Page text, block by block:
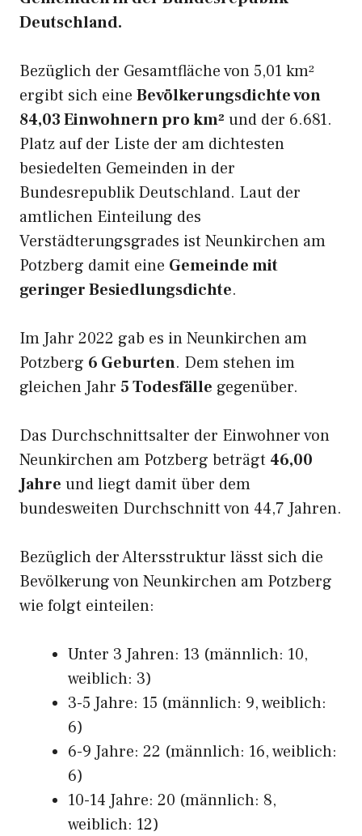
Deutschland.
Bezüglich der Gesamtfläche von 5,01 km²
ergibt sich eine Bevölkerungsdichte von
84,03 Einwohnern pro km² und der 6.681.
Platz auf der Liste der am dichtesten
besiedelten Gemeinden in der
Bundesrepublik Deutschland. Laut der
amtlichen Einteilung des
Verstädterungsgrades ist Neunkirchen am
Potzberg damit eine Gemeinde mit
geringer Besiedlungsdichte.
Im Jahr 2022 gab es in Neunkirchen am
Potzberg 6 Geburten. Dem stehen im
gleichen Jahr 5 Todesfälle gegenüber.
Das Durchschnittsalter der Einwohner von
Neunkirchen am Potzberg beträgt 46,00
Jahre und liegt damit über dem
bundesweiten Durchschnitt von 44,7 Jahren.
Bezüglich der Altersstruktur lässt sich die
Bevölkerung von Neunkirchen am Potzberg
wie folgt einteilen:
Unter 3 Jahren: 13 (männlich: 10,
weiblich: 3)
3-5 Jahre: 15 (männlich: 9, weiblich:
6)
6-9 Jahre: 22 (männlich: 16, weiblich:
6)
10-14 Jahre: 20 (männlich: 8,
weiblich: 12)